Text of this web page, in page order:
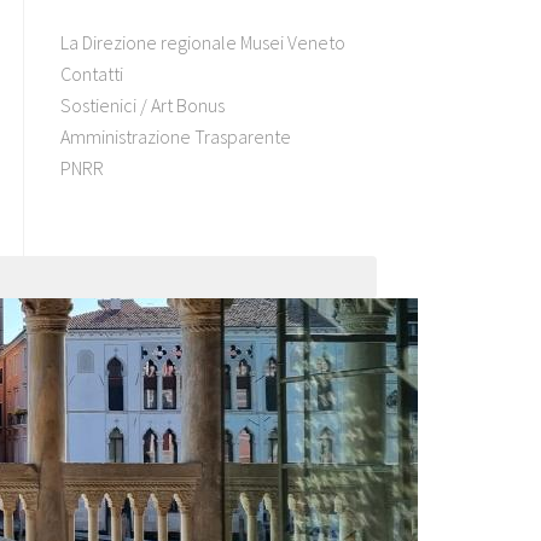
La Direzione regionale Musei Veneto
Contatti
Sostienici / Art Bonus
Amministrazione Trasparente
PNRR